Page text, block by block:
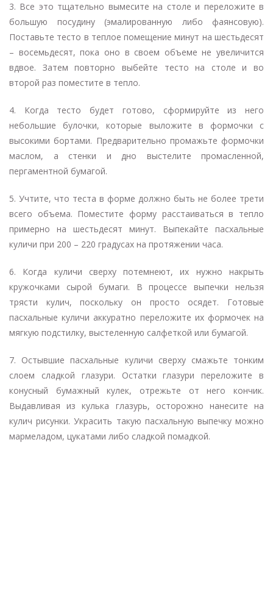
3. Все это тщательно вымесите на столе и переложите в
большую посудину (эмалированную либо фаянсовую).
Поставьте тесто в теплое помещение минут на шестьдесят
– восемьдесят, пока оно в своем объеме не увеличится
вдвое. Затем повторно выбейте тесто на столе и во
второй раз поместите в тепло.
4. Когда тесто будет готово, сформируйте из него
небольшие булочки, которые выложите в формочки с
высокими бортами. Предварительно промажьте формочки
маслом, а стенки и дно выстелите промасленной,
пергаментной бумагой.
5. Учтите, что теста в форме должно быть не более трети
всего объема. Поместите форму расстаиваться в тепло
примерно на шестьдесят минут. Выпекайте пасхальные
куличи при 200 – 220 градусах на протяжении часа.
6. Когда куличи сверху потемнеют, их нужно накрыть
кружочками сырой бумаги. В процессе выпечки нельзя
трясти кулич, поскольку он просто осядет. Готовые
пасхальные куличи аккуратно переложите их формочек на
мягкую подстилку, выстеленную салфеткой или бумагой.
7. Остывшие пасхальные куличи сверху смажьте тонким
слоем сладкой глазури. Остатки глазури переложите в
конусный бумажный кулек, отрежьте от него кончик.
Выдавливая из кулька глазурь, осторожно нанесите на
кулич рисунки. Украсить такую пасхальную выпечку можно
мармеладом, цукатами либо сладкой помадкой.